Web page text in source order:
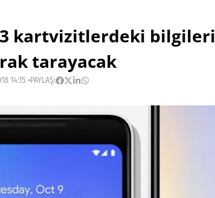
3 kartvizitlerdeki bilgileri
tarayacak
14:15 PAYLAŞ: